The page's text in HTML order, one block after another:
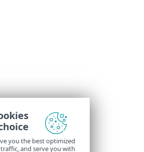
Your account, your cookies
We and our partners use cookies to give you the
online experience, analyze our website traffic, and